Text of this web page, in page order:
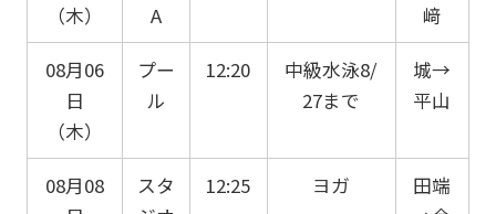
（木）
A
﨑
08月06
日
（木）
プー
ル
12:20
中級水泳8/
27まで
城→
平山
08月08
スタ
12:25 ヨガ
田端